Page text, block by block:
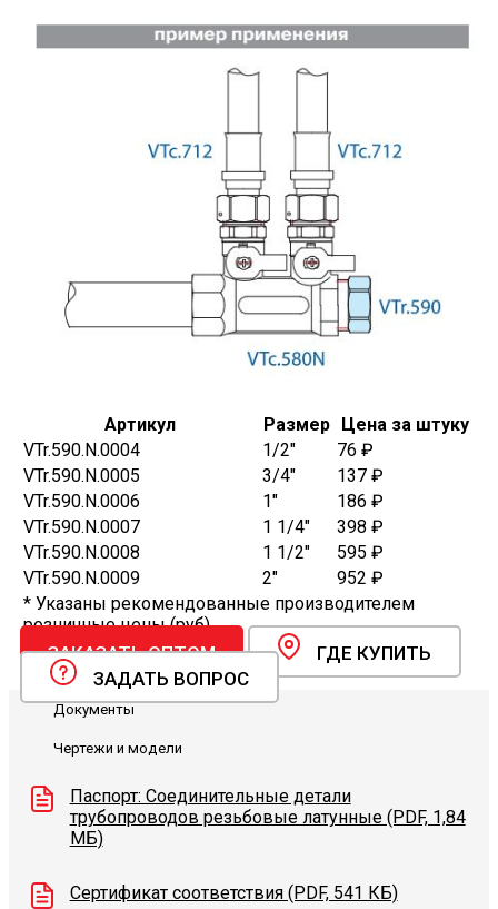
Артикул Размер Цена за штуку
VTr.590.N.0004
1/2"
76 ₽
VTr.590.N.0005
3/4"
137 ₽
VTr.590.N.0006
1"
186 ₽
VTr.590.N.0007
1 1/4"
398 ₽
VTr.590.N.0008
1 1/2"
595 ₽
VTr.590.N.0009
2"
952 ₽
* Указаны рекомендованные производителем
розничные цены (руб).
ЗАКАЗАТЬ ОПТОМ
ГДЕ КУПИТЬ
ЗАДАТЬ ВОПРОС
Документы
Чертежи и модели
Паспорт: Соединительные детали
трубопроводов резьбовые латунные (PDF, 1,84
МБ)
Сертификат соответствия (PDF, 541 КБ)